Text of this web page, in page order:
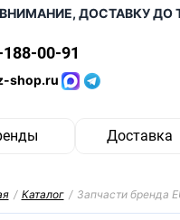
ДОСТАВКУ ДО
00-91
shop.ru
Доставка
/ Каталог / Запчасти бренда